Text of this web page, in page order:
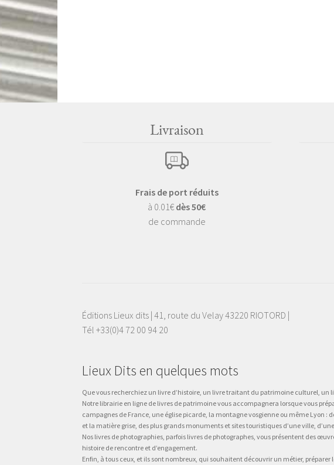
Livraison
Frais de port réduits
à 0.01€ dès 50€
de commande
Éditions Lieux dits | 41, route du Velay 43220 RIOTORD |
Tél +33(0)4 72 00 94 20
Lieux Dits en quelques mots
Que vous recherchiez un livre d’histoire, un livre traitant du patrimoine culturel, un
Notre librairie en ligne de livres de patrimoine vous accompagnera lorsque vous
campagnes de France, une église picarde, la montagne vosgienne ou même Lyon :
et la matière grise, des plus grands monuments et sites touristiques d’une ville,
Nos livres de photographies, parfois livres de photographes, vous présentent des
histoire de rencontre et d’engagement.
Enfin, à tous ceux, et ils sont nombreux, qui souhaitent découvrir un métier,